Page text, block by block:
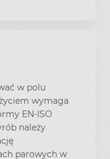
w polu
wymaga
EN-ISO
należy
parowych w